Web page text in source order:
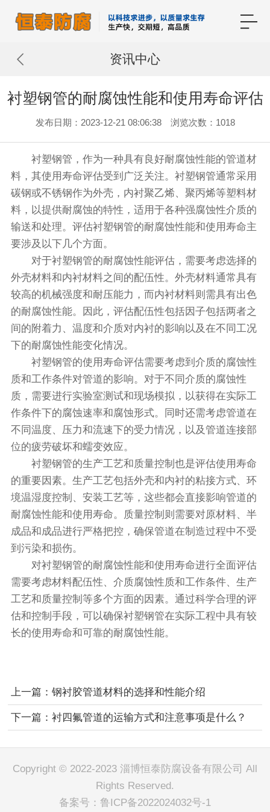
资讯中心
衬塑钢管的耐腐蚀性能和使用寿命评估
发布日期：2023-12-21 08:06:38 浏览次数：1018
衬塑钢管，作为一种具有良好耐腐蚀性能的管道材
料，其使用寿命评估受到广泛关注。衬塑钢管通常采用
碳钢或不锈钢作为外壳，内衬聚乙烯、聚丙烯等塑料材
料，以提供耐腐蚀的特性，适用于各种强腐蚀性介质的
输送和处理。评估衬塑钢管的耐腐蚀性能和使用寿命主
要涉及以下几个方面。
对于衬塑钢管的耐腐蚀性能评估，需要考虑选择的
外壳材料和内衬材料之间的配伍性。外壳材料通常具有
较高的机械强度和耐压能力，而内衬材料则需具有出色
的耐腐蚀性能。因此，评估配伍性包括因子包括两者之
间的附着力、温度和介质对内衬的影响以及在不同工况
下的耐腐蚀性能变化情况。
衬塑钢管的使用寿命评估需要考虑到介质的腐蚀性
质和工作条件对管道的影响。对于不同介质的腐蚀性
质，需要进行实验室测试和现场模拟，以获得在实际工
作条件下的腐蚀速率和腐蚀形式。同时还需考虑管道在
不同温度、压力和流速下的受力情况，以及管道连接部
位的疲劳破坏和蠕变效应。
衬塑钢管的生产工艺和质量控制也是评估使用寿命
的重要因素。生产工艺包括外壳和内衬的粘接方式、环
境温湿度控制、安装工艺等，这些都会直接影响管道的
耐腐蚀性能和使用寿命。质量控制则需要对原材料、半
成品和成品进行严格把控，确保管道在制造过程中不受
到污染和损伤。
对衬塑钢管的耐腐蚀性能和使用寿命进行全面评估
需要考虑材料配伍性、介质腐蚀性质和工作条件、生产
工艺和质量控制等多个方面的因素。通过科学合理的评
估和控制手段，可以确保衬塑钢管在实际工程中具有较
长的使用寿命和可靠的耐腐蚀性能。
上一篇： 钢衬胶管道材料的选择和性能介绍
下一篇： 衬四氟管道的运输方式和注意事项是什么？
Copyright © 2022-2023 淄博恒泰防腐设备有限公司 All
Rights Reserved.
备案号： 鲁ICP备2022024032号-1